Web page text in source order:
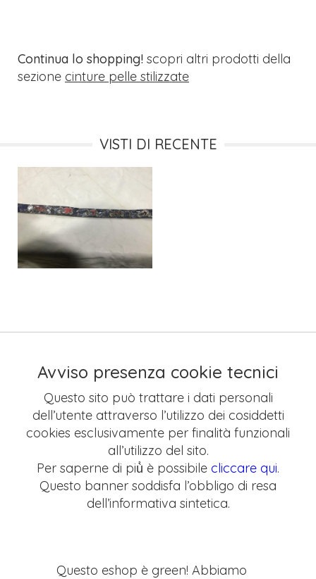
Continua lo shopping! scopri altri prodotti della
sezione cinture pelle stilizzate
VISTI DI RECENTE
Avviso presenza cookie tecnici
Questo sito può trattare i dati personali
dell’utente attraverso l’utilizzo dei cosiddetti
cookies esclusivamente per finalità funzionali
all’utilizzo del sito.
Per saperne di più̀ è possibile cliccare qui.
Questo banner soddisfa l’obbligo di resa
dell’informativa sintetica.
Questo eshop è green! Abbiamo